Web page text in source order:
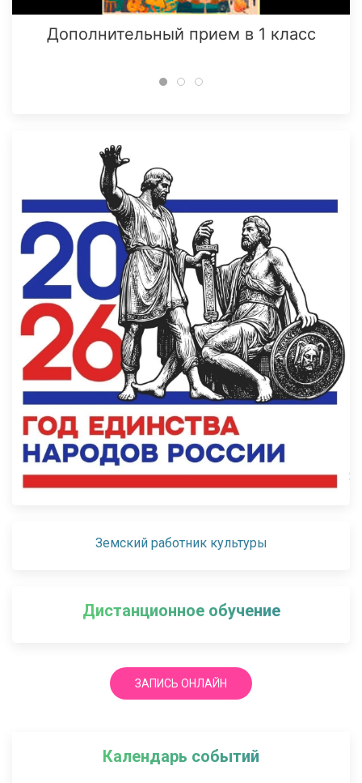
Дополнительный прием в 1 класс
Земский работник культуры
Дистанционное обучение
ЗАПИСЬ ОНЛАЙН
Календарь событий